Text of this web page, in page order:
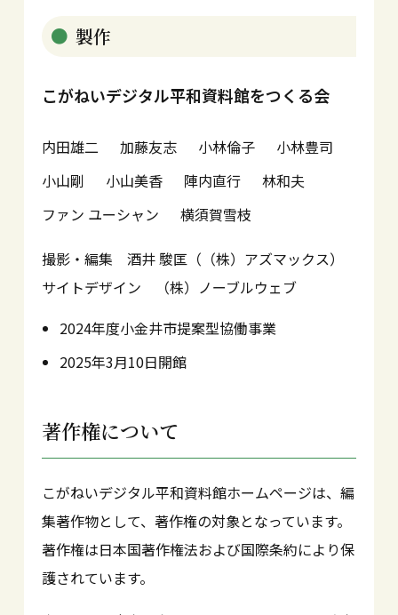
製作
こがねいデジタル平和資料館をつくる会
内田雄二 加藤友志 小林倫子
小林豊司
小山剛
小山美香 陣内直行
林和夫
ファン ユーシャン
横須賀雪枝
撮影・編集 酒井 駿匡（（株）アズマックス）
サイトデザイン （株）ノーブルウェブ
2024年度小金井市提案型協働事業
2025年3月10日開館
著作権について
こがねいデジタル平和資料館ホームページは、編
集著作物として、著作権の対象となっています。
著作権は日本国著作権法および国際条約により保
護されています。